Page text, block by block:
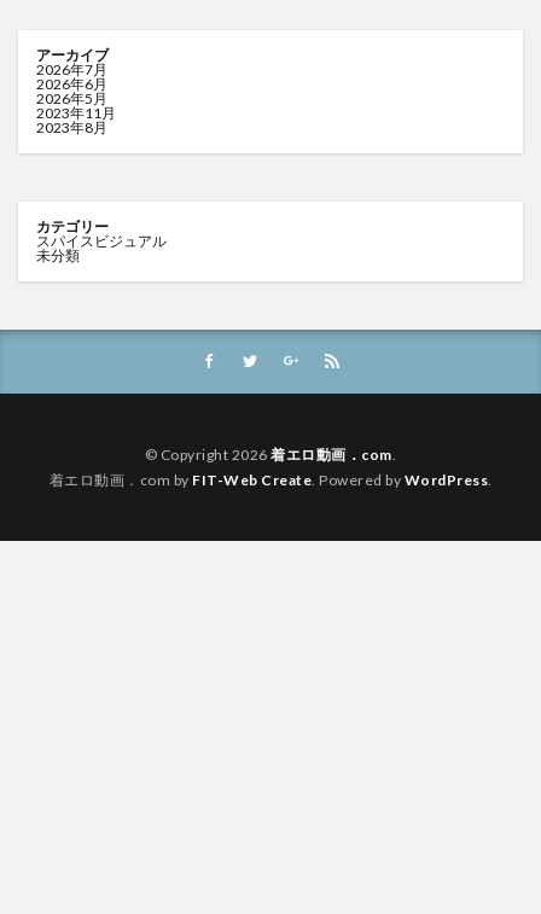
アーカイブ
2026年7月
2026年6月
2026年5月
2023年11月
2023年8月
カテゴリー
スパイスビジュアル
未分類
© Copyright 2026着エロ動画．com
着エロ動画．com by FIT-Web Create . Powered by WordPress